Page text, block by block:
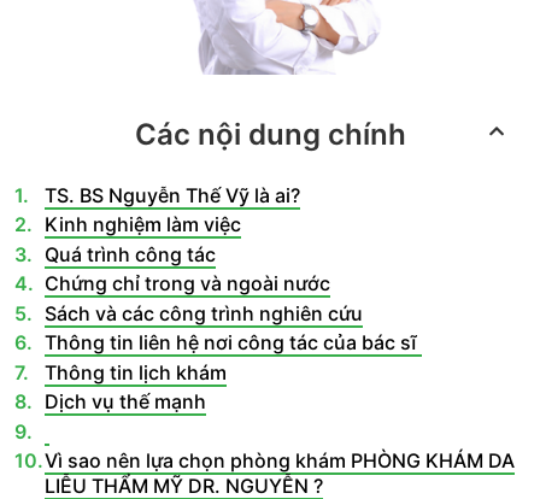
Các nội dung chính
TS. BS Nguyễn Thế Vỹ là ai?
Kinh nghiệm làm việc
Quá trình công tác
Chứng chỉ trong và ngoài nước
Sách và các công trình nghiên cứu
Thông tin liên hệ nơi công tác của bác sĩ
Thông tin lịch khám
Dịch vụ thế mạnh
Vì sao nên lựa chọn phòng khám PHÒNG KHÁM DA
LIỄU THẨM MỸ DR. NGUYỄN ?